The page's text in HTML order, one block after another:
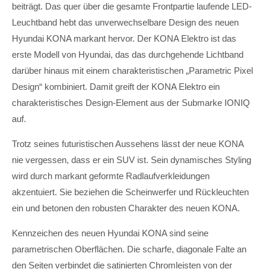
beiträgt. Das quer über die gesamte Frontpartie laufende LED-
Leuchtband hebt das unverwechselbare Design des neuen
Hyundai KONA markant hervor. Der KONA Elektro ist das
erste Modell von Hyundai, das das durchgehende Lichtband
darüber hinaus mit einem charakteristischen „Parametric Pixel
Design“ kombiniert. Damit greift der KONA Elektro ein
charakteristisches Design-Element aus der Submarke IONIQ
auf.
Trotz seines futuristischen Aussehens lässt der neue KONA
nie vergessen, dass er ein SUV ist. Sein dynamisches Styling
wird durch markant geformte Radlaufverkleidungen
akzentuiert. Sie beziehen die Scheinwerfer und Rückleuchten
ein und betonen den robusten Charakter des neuen KONA.
Kennzeichen des neuen Hyundai KONA sind seine
parametrischen Oberflächen. Die scharfe, diagonale Falte an
den Seiten verbindet die satinierten Chromleisten von der